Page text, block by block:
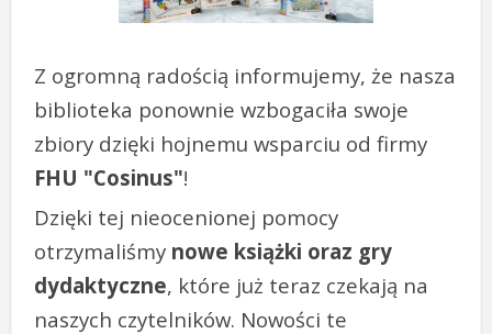
Z ogromną radością informujemy, że nasza
biblioteka ponownie wzbogaciła swoje
zbiory dzięki hojnemu wsparciu od firmy
FHU "Cosinus"!
Dzięki tej nieocenionej pomocy
otrzymaliśmy nowe książki oraz gry
dydaktyczne, które już teraz czekają na
naszych czytelników. Nowości te